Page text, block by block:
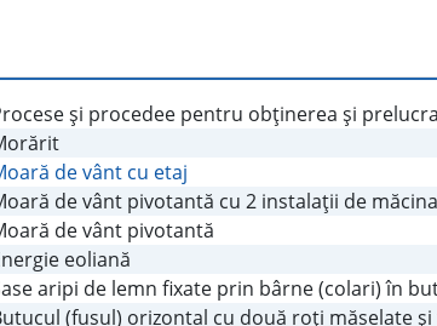
şi procedee pentru obţinerea şi
de vânt cu etaj
de vânt pivotantă cu 2 instalaţii de
de vânt pivotantă
eoliană
aripi de lemn fixate prin bârne (colari) în
(fusul) orizontal cu două roţi măselate